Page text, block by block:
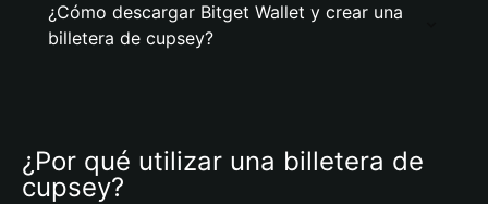
¿Cómo descargar Bitget Wallet y crear una
billetera de cupsey?
¿Por qué utilizar una billetera de
cupsey?